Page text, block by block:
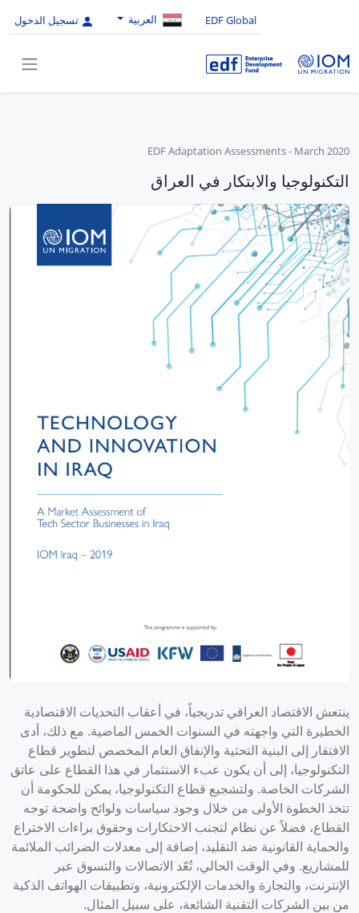
EDF Global العربية تسجيل الدخول
EDF Adaptation Assessments- March 2020
التكنولوجيا والابتكار في العراق
ينتعش الاقتصاد العراقي تدريجياً، في أعقاب التحديات الاقتصادية
الخطيرة التي واجهته في السنوات الخمس الماضية. مع ذلك، أدى
الافتقار إلى البنية التحتية والإنفاق العام المخصص لتطوير قطاع
التكنولوجيا، إلى أن يكون عبء الاستثمار في هذا القطاع على عاتق
الشركات الخاصة. ولتشجيع قطاع التكنولوجيا، يمكن للحكومة أن
تتخذ الخطوة الأولى من خلال وجود سياسات ولوائح واضحة توجه
القطاع، فضلاً عن نظام لتجنب الاحتكارات وحقوق براءات الاختراع
والحماية القانونية ضد التقليد، إضافة إلى معدلات الضرائب الملائمة
للمشاريع. وفي الوقت الحالي، تُعّد الاتصالات والتسوق عبر
الإنترنت، والتجارة والخدمات الإلكترونية، وتطبيقات الهواتف الذكية
من بين الشركات التقنية الشائعة، على سبيل المثال.